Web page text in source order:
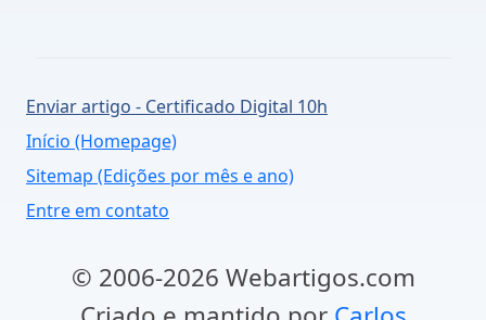
Enviar artigo - Certificado Digital 10h
Início (Homepage)
Sitemap (Edições por mês e ano)
Entre em contato
© 2006-2026 Webartigos.com